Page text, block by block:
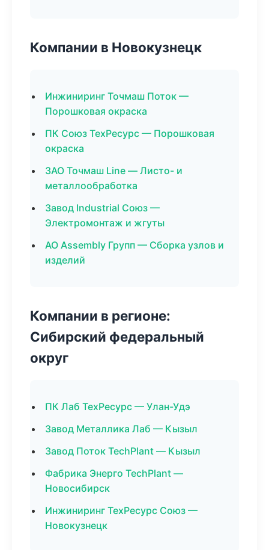
Компании в Новокузнецк
Инжиниринг Точмаш Поток —
Порошковая окраска
ПК Союз ТехРесурс — Порошковая
окраска
ЗАО Точмаш Line — Листо- и
металлообработка
Завод Industrial Союз —
Электромонтаж и жгуты
АО Assembly Групп — Сборка узлов и
изделий
Компании в регионе:
Сибирский федеральный
округ
ПК Лаб ТехРесурс — Улан-Удэ
Завод Металлика Лаб — Кызыл
Завод Поток TechPlant — Кызыл
Фабрика Энерго TechPlant —
Новосибирск
Инжиниринг ТехРесурс Союз —
Новокузнецк